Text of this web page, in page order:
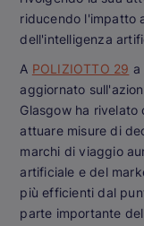
riducendo l'impatto
dell'intelligenza
A POLIZIOTTO 29 a
aggiornato
Glasgow ha rivelato
attuare misure di
marchi di viaggio
artificiale e del
più efficienti dal
parte importante